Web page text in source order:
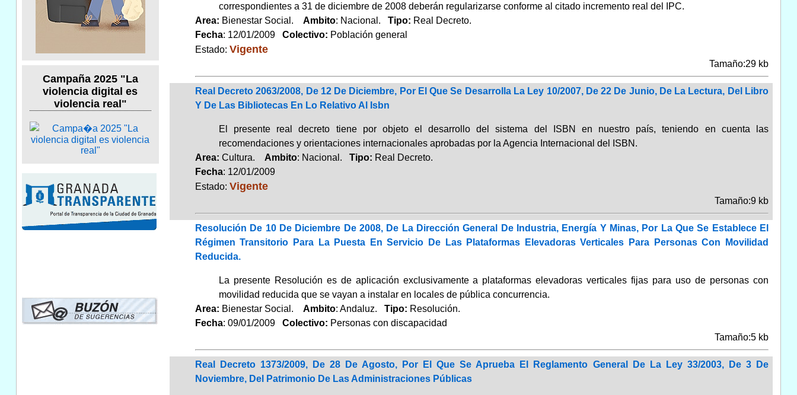
Campaña 2025 "La
violencia digital es
violencia real"
correspondientes a 31 de diciembre de 2008 deberán regularizarse conforme al citado incremento real del IPC.
Area: Bienestar Social. Ambito: Nacional. Tipo: Real Decreto.
Fecha: 12/01/2009Colectivo: Población general
Estado: Vigente
Tamaño:29 kb
Real Decreto 2063/2008, De 12 De Diciembre, Por El Que Se Desarrolla La Ley 10/2007, De 22 De Junio, De La Lectura, Del Libro
Y De Las Bibliotecas En Lo Relativo Al Isbn
El presente real decreto tiene por objeto el desarrollo del sistema del ISBN en nuestro país, teniendo en cuenta las
recomendaciones y orientaciones internacionales aprobadas por la Agencia Internacional del ISBN.
Area: Cultura. Ambito: Nacional. Tipo: Real Decreto.
Fecha: 12/01/2009
Estado: Vigente
Tamaño:9 kb
Resolución De 10 De Diciembre De 2008, De La Dirección General De Industria, Energía Y Minas, Por La Que Se Establece El
Régimen Transitorio Para La Puesta En Servicio De Las Plataformas Elevadoras Verticales Para Personas Con Movilidad
Reducida.
La presente Resolución es de aplicación exclusivamente a plataformas elevadoras verticales fijas para uso de personas con
movilidad reducida que se vayan a instalar en locales de pública concurrencia.
Area: Bienestar Social. Ambito: Andaluz. Tipo: Resolución.
Fecha: 09/01/2009Colectivo: Personas con discapacidad
Tamaño:5 kb
Real Decreto 1373/2009, De 28 De Agosto, Por El Que Se Aprueba El Reglamento General De La Ley 33/2003, De 3 De
Noviembre, Del Patrimonio De Las Administraciones Públicas